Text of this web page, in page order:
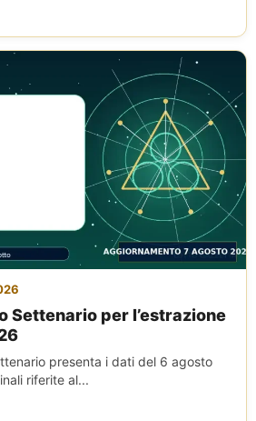
Settenario per l’estrazione
presenta i dati del 6 agosto
riferite al...